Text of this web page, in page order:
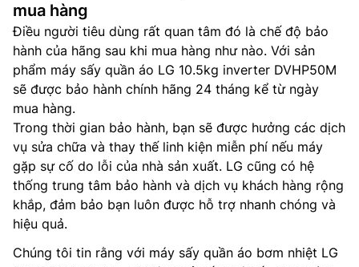
mua hàng
Điều người tiêu dùng rất quan tâm đó là chế độ bảo
hành của hãng sau khi mua hàng như nào. Với sản
phẩm máy sấy quần áo LG 10.5kg inverter DVHP50M
sẽ được bảo hành chính hãng 24 tháng kể từ ngày
mua hàng.
Trong thời gian bảo hành, bạn sẽ được hưởng các dịch
vụ sửa chữa và thay thế linh kiện miễn phí nếu máy
gặp sự cố do lỗi của nhà sản xuất. LG cũng có hệ
thống trung tâm bảo hành và dịch vụ khách hàng rộng
khắp, đảm bảo bạn luôn được hỗ trợ nhanh chóng và
hiệu quả.
Chúng tôi tin rằng với máy sấy quần áo bơm nhiệt LG